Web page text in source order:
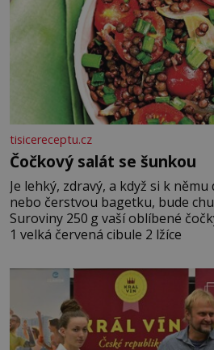
tisicereceptu.cz
Čočkový salát se šunkou
Je lehký, zdravý, a když si k
nebo čerstvou bagetku, bude
Suroviny 250 g vaší oblíbené čočky 150 g cherry rajčátek
1 velká červená cibule 2 lžíce